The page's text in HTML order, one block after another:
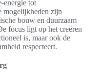
energie tot
mogelijkheden zijn
bouw en duurzaam
focus ligt op het creëren
is, maar ook de
respecteert.